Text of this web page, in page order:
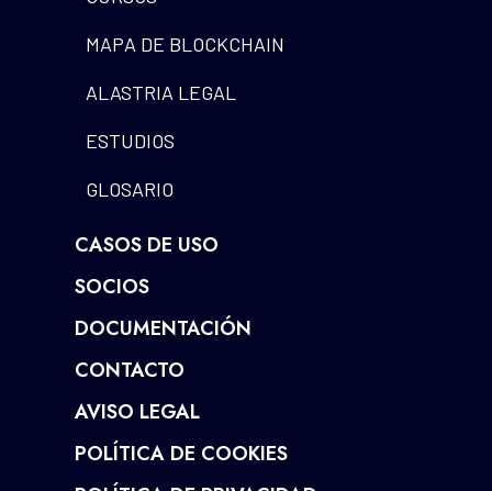
MAPA DE BLOCKCHAIN
ALASTRIA LEGAL
ESTUDIOS
GLOSARIO
CASOS DE USO
SOCIOS
DOCUMENTACIÓN
CONTACTO
AVISO LEGAL
POLÍTICA DE COOKIES